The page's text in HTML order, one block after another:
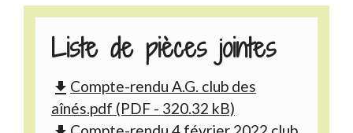
Liste de pièces jointes
file_download Compte-rendu A.G. club des
aînés.pdf (PDF - 320.32 kB)